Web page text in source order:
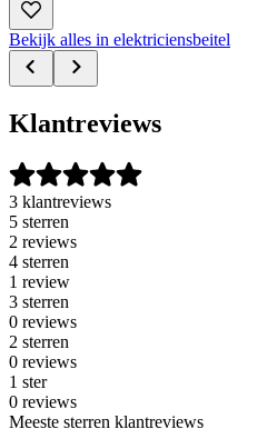
Bekijk alles in elektriciensbeitel
Klantreviews
3 klantreviews
5 sterren
2 reviews
4 sterren
1 review
3 sterren
0 reviews
2 sterren
0 reviews
1 ster
0 reviews
Meeste sterren klantreviews